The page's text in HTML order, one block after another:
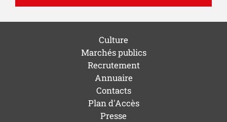
Culture
Marchés publics
Recrutement
Annuaire
Contacts
Plan d'Accès
Presse